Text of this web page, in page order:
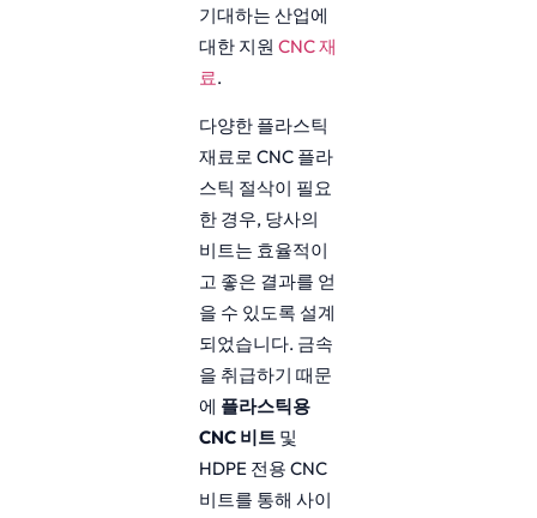
기대하는 산업에
대한 지원 CNC 재
료.
다양한 플라스틱
재료로 CNC 플라
스틱 절삭이 필요
한 경우, 당사의
비트는 효율적이
고 좋은 결과를 얻
을 수 있도록 설계
되었습니다. 금속
을 취급하기 때문
에 플라스틱용
CNC 비트 및
HDPE 전용 CNC
비트를 통해 사이